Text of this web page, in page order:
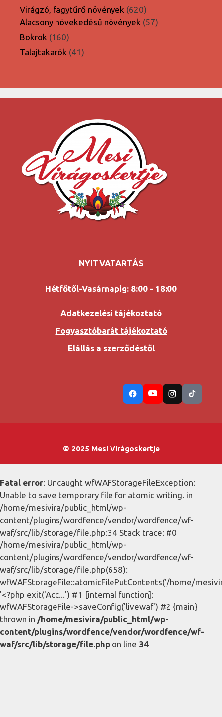
termék
Virágzó, fagytűrő növények 620620
termék
Alacsony növekedésű növények 5757
Bokrok 160160
termék
Talajtakarók 4141
NYITVATARTÁS
Hétfőtől-Vasárnapig: 8:00 - 18:00
Adatkezelési tájékoztató
Fogyasztóbarát tájékoztató
Elállás a szerződéstől
© 2025 Mesi Virágoskertje
Fatal error: Uncaught wfWAFStorageFileException:
Unable to save temporary file for atomic writing. in
/home/mesivira/public_html/wp-
content/plugins/wordfence/vendor/wordfence/wf-
waf/src/lib/storage/file.php:34 Stack trace: #0
/home/mesivira/public_html/wp-
content/plugins/wordfence/vendor/wordfence/wf-
waf/src/lib/storage/file.php(658):
wfWAFStorageFile::atomicFilePutContents('/home/
'<?php exit('Acc...') #1 [internal function]:
wfWAFStorageFile->saveConfig('livewaf') #2 {main}
thrown in /home/mesivira/public_html/wp-
content/plugins/wordfence/vendor/wordfence/wf-
waf/src/lib/storage/file.php on line 34